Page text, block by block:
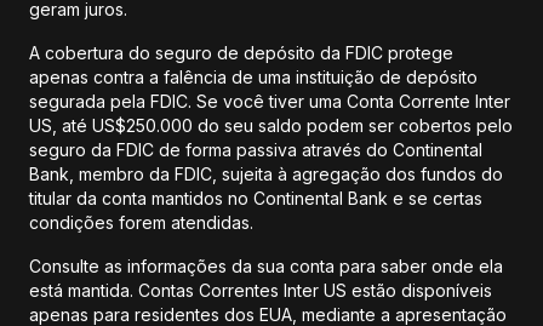
geram juros.
A cobertura do seguro de depósito da FDIC protege
apenas contra a falência de uma instituição de depósito
segurada pela FDIC. Se você tiver uma Conta Corrente Inter
US, até US$250.000 do seu saldo podem ser cobertos pelo
seguro da FDIC de forma passiva através do Continental
Bank, membro da FDIC, sujeita à agregação dos fundos do
titular da conta mantidos no Continental Bank e se certas
condições forem atendidas.
Consulte as informações da sua conta para saber onde ela
está mantida. Contas Correntes Inter US estão disponíveis
apenas para residentes dos EUA, mediante a apresentação